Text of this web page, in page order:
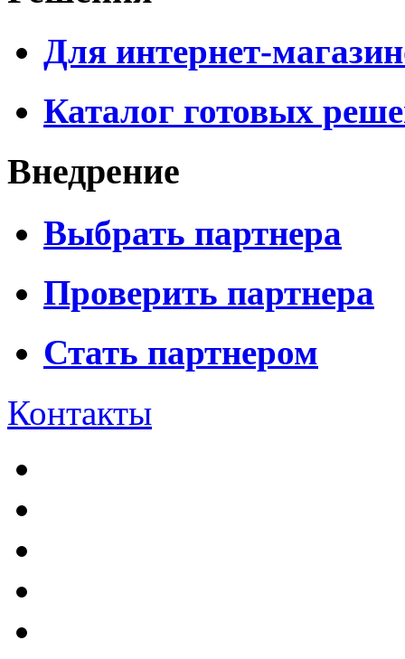
Для интернет-
Каталог готовых
Внедрение
Выбрать партнера
Проверить партнера
Стать партнером
Контакты